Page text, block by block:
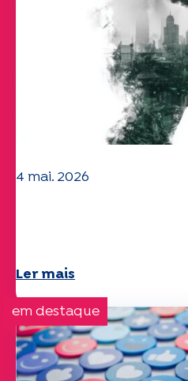
4 mai. 2026
Ler mais
em destaque